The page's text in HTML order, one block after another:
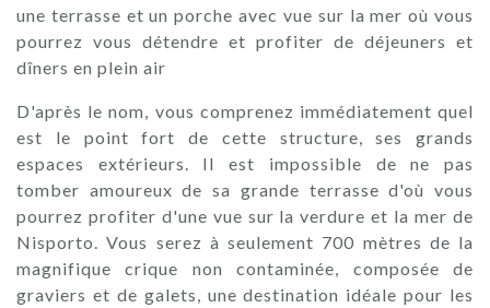
une terrasse et un porche avec vue sur la mer où vous
pourrez vous détendre et profiter de déjeuners et
dîners en plein air
D'après le nom, vous comprenez immédiatement quel
est le point fort de cette structure, ses grands
espaces extérieurs. Il est impossible de ne pas
tomber amoureux de sa grande terrasse d'où vous
pourrez profiter d'une vue sur la verdure et la mer de
Nisporto. Vous serez à seulement 700 mètres de la
magnifique crique non contaminée, composée de
graviers et de galets, une destination idéale pour les